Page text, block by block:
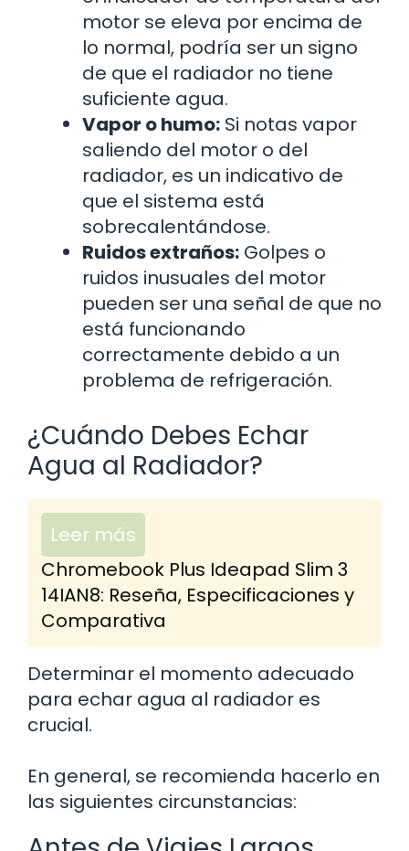
motor se eleva por encima de
lo normal, podría ser un signo
de que el radiador no tiene
suficiente agua.
Vapor o humo: Si notas vapor
saliendo del motor o del
radiador, es un indicativo de
que el sistema está
sobrecalentándose.
Ruidos extraños: Golpes o
ruidos inusuales del motor
pueden ser una señal de que no
está funcionando
correctamente debido a un
problema de refrigeración.
¿Cuándo Debes Echar
Agua al Radiador?
Leer más
Chromebook Plus Ideapad Slim 3
14IAN8: Reseña, Especificaciones y
Comparativa
Determinar el momento adecuado
para echar agua al radiador es
crucial.
En general, se recomienda hacerlo en
las siguientes circunstancias: